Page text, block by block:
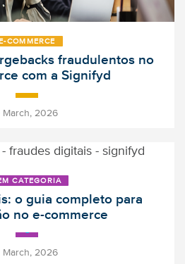
E‑COMMERCE
fraudulentos no
com a Signifyd
-
March, 2026
CATEGORIA
o guia completo para
no e-commerce
-
March, 2026